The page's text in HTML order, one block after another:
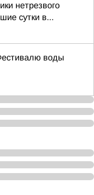
нетрезвого
сутки в...
воды